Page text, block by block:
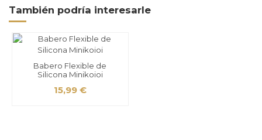
También podría interesarle
Babero Flexible de
Silicona Minikoioi
15,99 €